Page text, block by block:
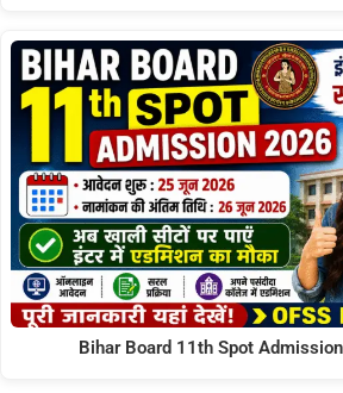
Bihar Board 11th Spot